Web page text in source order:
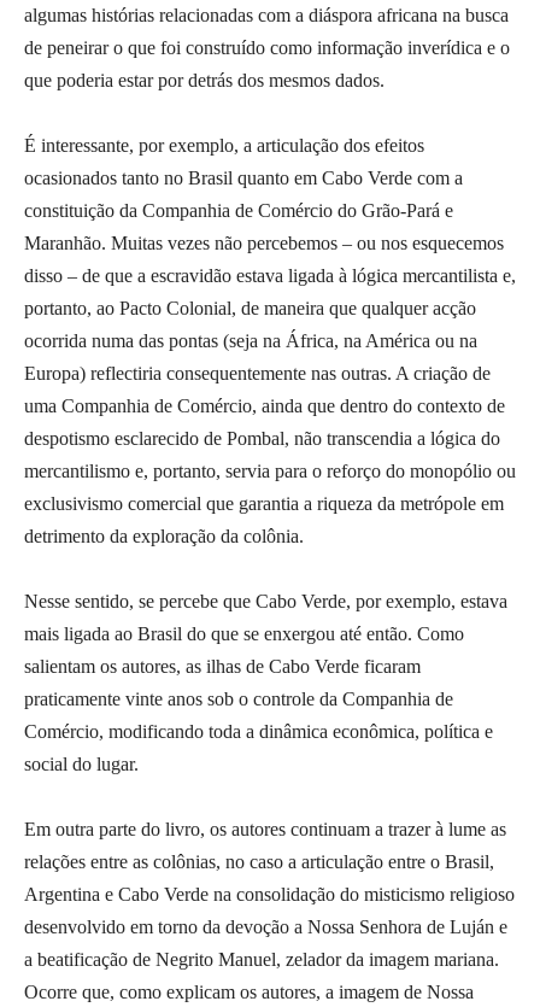
algumas histórias relacionadas com a diáspora africana na busca
de peneirar o que foi construído como informação inverídica e o
que poderia estar por detrás dos mesmos dados.
É interessante, por exemplo, a articulação dos efeitos
ocasionados tanto no Brasil quanto em Cabo Verde com a
constituição da Companhia de Comércio do Grão-Pará e
Maranhão. Muitas vezes não percebemos – ou nos esquecemos
disso – de que a escravidão estava ligada à lógica mercantilista e,
portanto, ao Pacto Colonial, de maneira que qualquer acção
ocorrida numa das pontas (seja na África, na América ou na
Europa) reflectiria consequentemente nas outras. A criação de
uma Companhia de Comércio, ainda que dentro do contexto de
despotismo esclarecido de Pombal, não transcendia a lógica do
mercantilismo e, portanto, servia para o reforço do monopólio ou
exclusivismo comercial que garantia a riqueza da metrópole em
detrimento da exploração da colônia.
Nesse sentido, se percebe que Cabo Verde, por exemplo, estava
mais ligada ao Brasil do que se enxergou até então. Como
salientam os autores, as ilhas de Cabo Verde ficaram
praticamente vinte anos sob o controle da Companhia de
Comércio, modificando toda a dinâmica econômica, política e
social do lugar.
Em outra parte do livro, os autores continuam a trazer à lume as
relações entre as colônias, no caso a articulação entre o Brasil,
Argentina e Cabo Verde na consolidação do misticismo religioso
desenvolvido em torno da devoção a Nossa Senhora de Luján e
a beatificação de Negrito Manuel, zelador da imagem mariana.
Ocorre que, como explicam os autores, a imagem de Nossa